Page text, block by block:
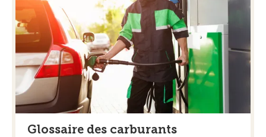
Glossaire des carburants